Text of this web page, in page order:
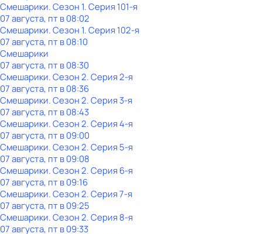
Смешарики. Сезон 1. Серия 101-я
07 августа, пт в 08:02
Смешарики. Сезон 1. Серия 102-я
07 августа, пт в 08:10
Смешарики
07 августа, пт в 08:30
Смешарики. Сезон 2. Серия 2-я
07 августа, пт в 08:36
Смешарики. Сезон 2. Серия 3-я
07 августа, пт в 08:43
Смешарики. Сезон 2. Серия 4-я
07 августа, пт в 09:00
Смешарики. Сезон 2. Серия 5-я
07 августа, пт в 09:08
Смешарики. Сезон 2. Серия 6-я
07 августа, пт в 09:16
Смешарики. Сезон 2. Серия 7-я
07 августа, пт в 09:25
Смешарики. Сезон 2. Серия 8-я
07 августа, пт в 09:33